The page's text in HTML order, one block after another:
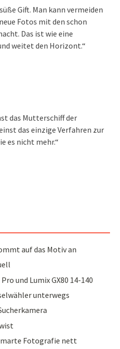
Gift. Man kann vermeiden
Fotos mit den schon
Das ist wie eine
weitet den Horizont.“
das Mutterschiff der
das einzige Verfahren zur
es nicht mehr.“
auf das Motiv an
und Lumix GX80 14-140
unterwegs
Fotografie nett